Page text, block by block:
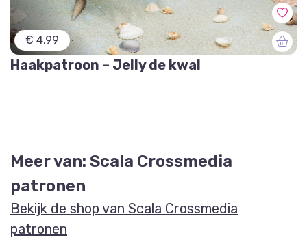
€ 4,99
Haakpatroon – Jelly de kwal
Meer van: Scala Crossmedia
patronen
Bekijk de shop van Scala Crossmedia
patronen